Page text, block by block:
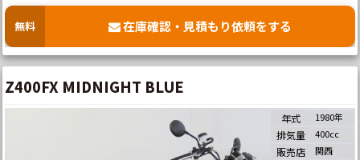
無料 在庫確認・見積もり依頼をする
Z400FX MIDNIGHT BLUE
年式 1980年
排気量 400cc
販売店 関西